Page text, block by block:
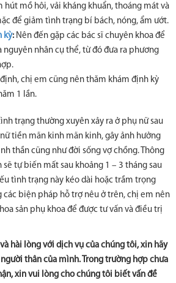
hút mồ hôi, vải kháng khuẩn, thoáng mát và
để giảm tình trạng bí bách, nóng, ẩm ướt.
kỳ: Nên đến gặp các bác sĩ chuyên khoa để
nhân cụ thể, từ đó đưa ra phương
chị em cũng nên thăm khám định kỳ
1 lần.
trạng thường xuyên xảy ra ở phụ nữ sau
tiền mãn kinh mãn kinh, gây ảnh hưởng
thần cũng như đời sống vợ chồng. Thông
sẽ tự biến mất sau khoảng 1 – 3 tháng sau
tình trạng này kéo dài hoặc trầm trọng
các biện pháp hỗ trợ nêu ở trên, chị em nên
sản phụ khoa để được tư vấn và điều trị
hài lòng với dịch vụ của chúng tôi, xin hãy
thân của mình. Trong trường hợp chưa
xin vui lòng cho chúng tôi biết vấn đề